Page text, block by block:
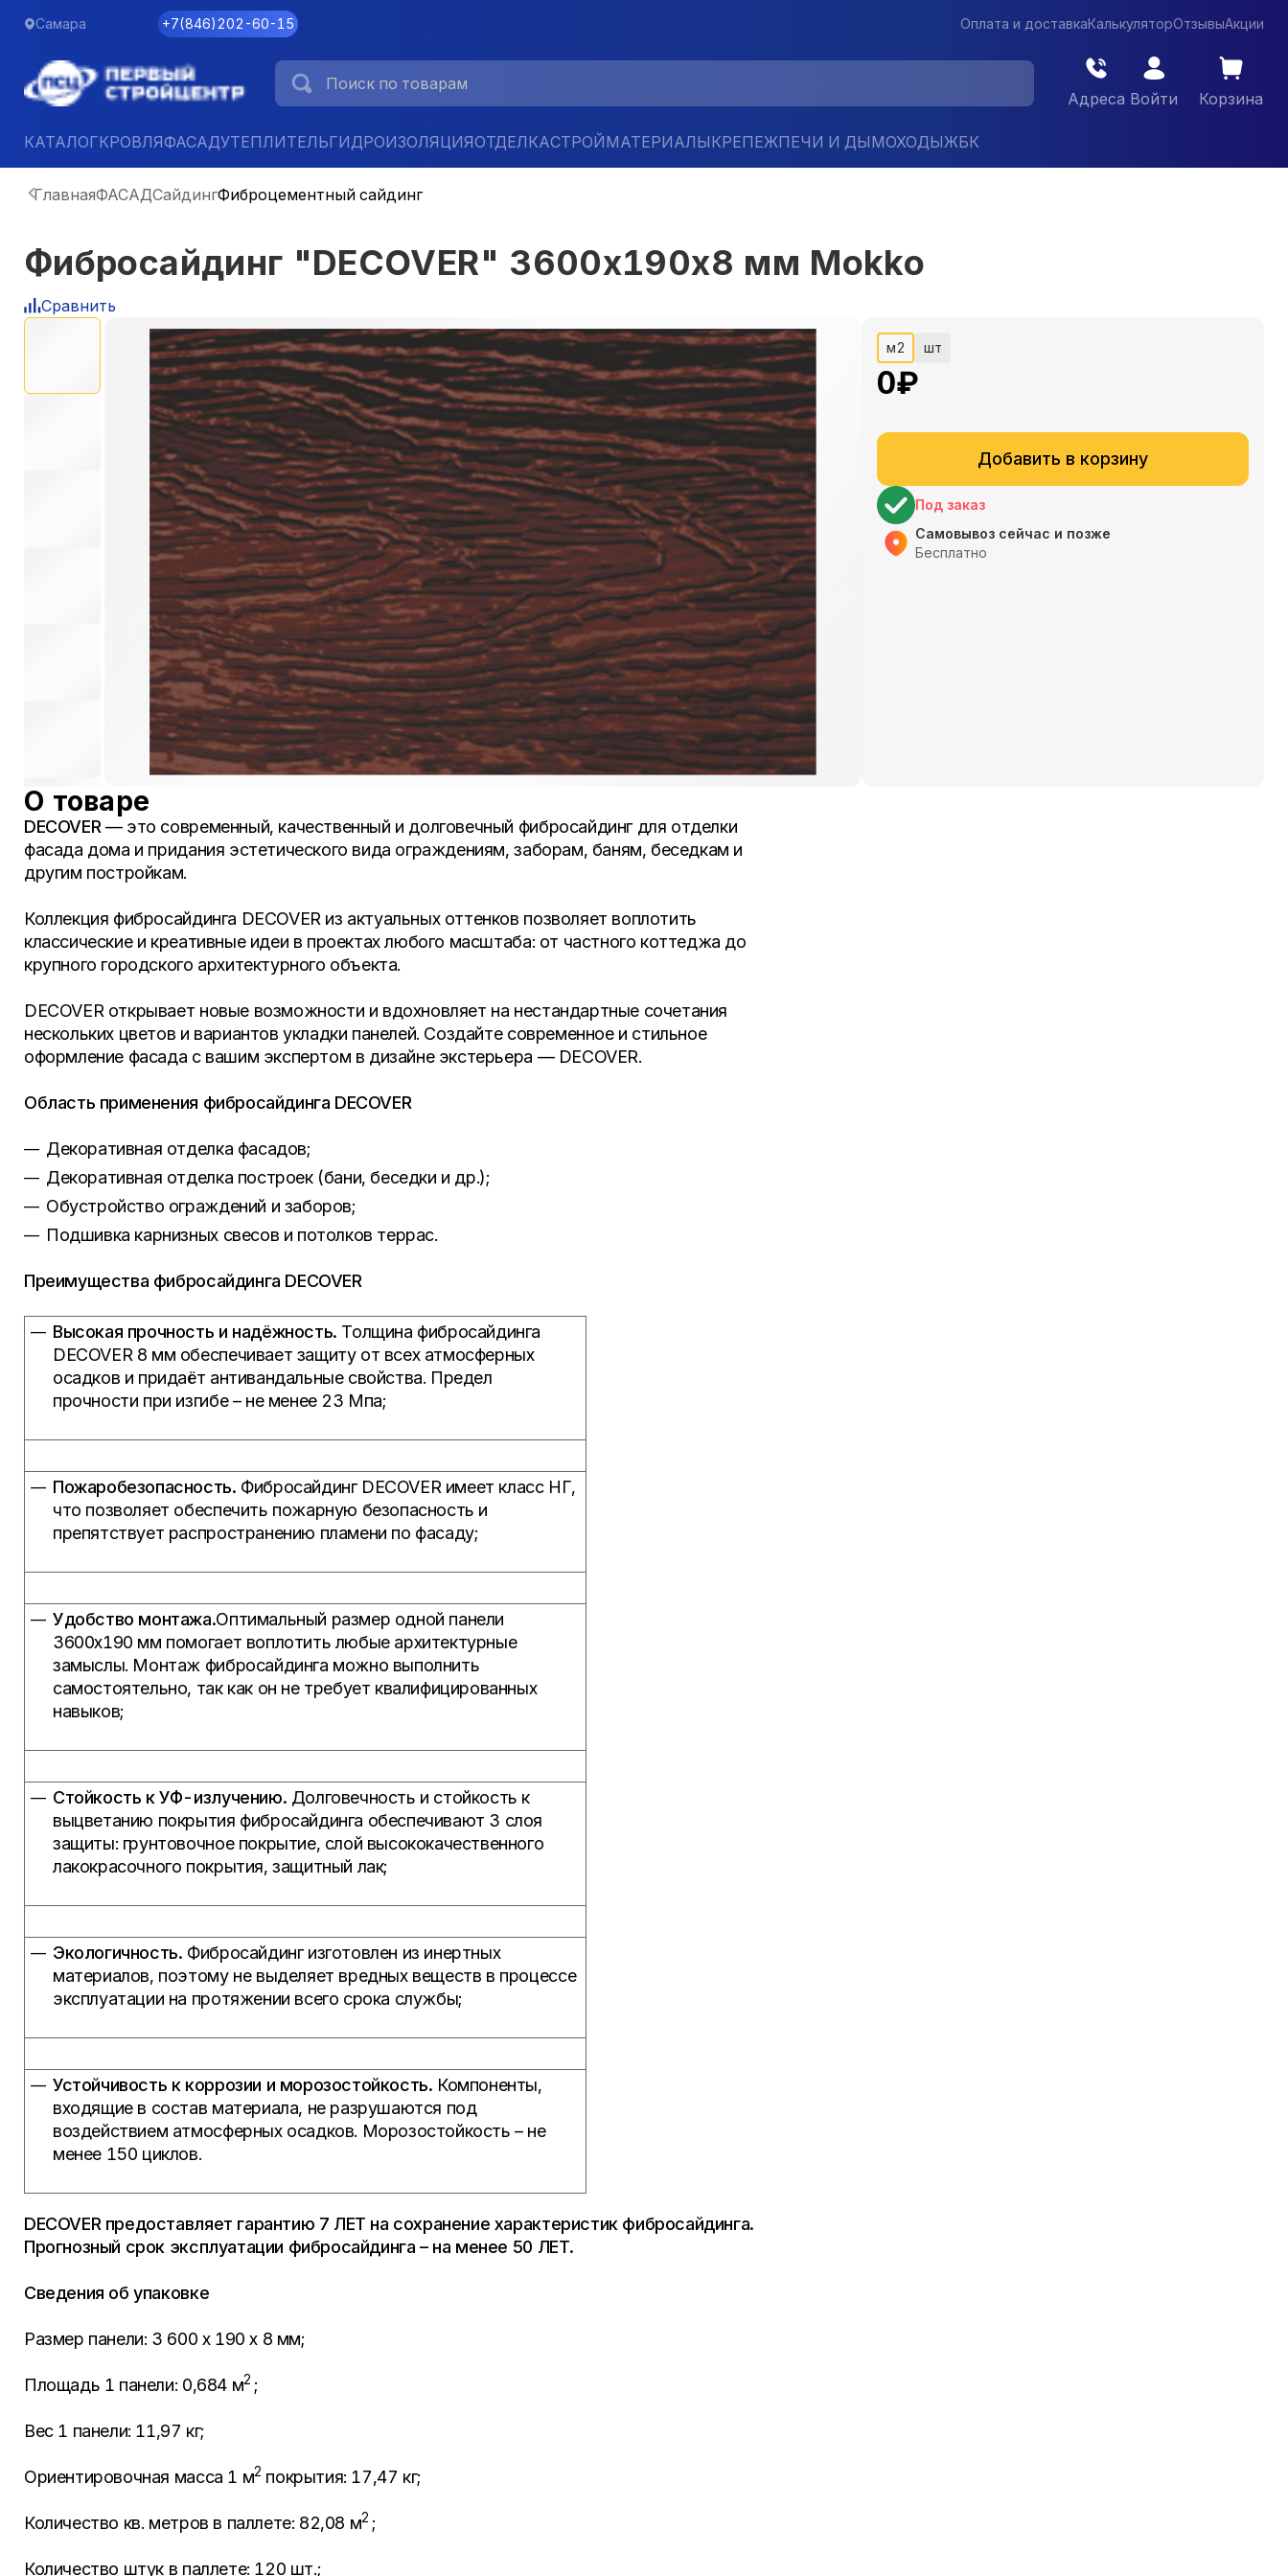
Самара +7(846)202-60-15 Оплата и доставкаКалькуляторОтзывыАкции
Адреса Войти Корзина
КАТАЛОГКРОВЛЯФАСАДУТЕПЛИТЕЛЬГИДРОИЗОЛЯЦИЯОТДЕЛКАСТРОЙМАТЕРИАЛЫКРЕПЕЖПЕЧИ И ДЫМОХОДЫЖБК
ГлавнаяФАСАДСайдингФиброцементный сайдинг
Фибросайдинг "DECOVER" 3600x190x8 мм Mokko
Сравнить
м2 шт
0₽
Добавить в корзину
Под заказ
Самовывоз сейчас и позже
Бесплатно
О товаре
DECOVER — это современный, качественный и долговечный фибросайдинг для отделки
фасада дома и придания эстетического вида ограждениям, заборам, баням, беседкам и
другим постройкам.
Коллекция фибросайдинга DECOVER из актуальных оттенков позволяет воплотить
классические и креативные идеи в проектах любого масштаба: от частного коттеджа до
крупного городского архитектурного объекта.
DECOVER открывает новые возможности и вдохновляет на нестандартные сочетания
нескольких цветов и вариантов укладки панелей. Создайте современное и стильное
оформление фасада с вашим экспертом в дизайне экстерьера — DECOVER.
Область применения фибросайдинга DECOVER
Декоративная отделка фасадов;
Декоративная отделка построек (бани, беседки и др.);
Обустройство ограждений и заборов;
Подшивка карнизных свесов и потолков террас.
Преимущества фибросайдинга DECOVER
Высокая прочность и надёжность. Толщина фибросайдинга
DECOVER 8 мм обеспечивает защиту от всех атмосферных
осадков и придаёт антивандальные свойства. Предел
прочности при изгибе – не менее 23 Мпа;
Пожаробезопасность. Фибросайдинг DECOVER имеет класс НГ,
что позволяет обеспечить пожарную безопасность и
препятствует распространению пламени по фасаду;
Удобство монтажа.Оптимальный размер одной панели
3600х190 мм помогает воплотить любые архитектурные
замыслы. Монтаж фибросайдинга можно выполнить
самостоятельно, так как он не требует квалифицированных
навыков;
Стойкость к УФ-излучению. Долговечность и стойкость к
выцветанию покрытия фибросайдинга обеспечивают 3 слоя
защиты: грунтовочное покрытие, слой высококачественного
лакокрасочного покрытия, защитный лак;
Экологичность. Фибросайдинг изготовлен из инертных
материалов, поэтому не выделяет вредных веществ в процессе
эксплуатации на протяжении всего срока службы;
Устойчивость к коррозии и морозостойкость. Компоненты,
входящие в состав материала, не разрушаются под
воздействием атмосферных осадков. Морозостойкость – не
менее 150 циклов.
DECOVER предоставляет гарантию 7 ЛЕТ на сохранение характеристик фибросайдинга.
Прогнозный срок эксплуатации фибросайдинга – на менее 50 ЛЕТ.
Сведения об упаковке
Размер панели: 3 600 х 190 х 8 мм;
Площадь 1 панели: 0,684 м2 ;
Вес 1 панели: 11,97 кг;
Ориентировочная масса 1 м2 покрытия: 17,47 кг;
Количество кв. метров в паллете: 82,08 м2 ;
Количество штук в паллете: 120 шт.;